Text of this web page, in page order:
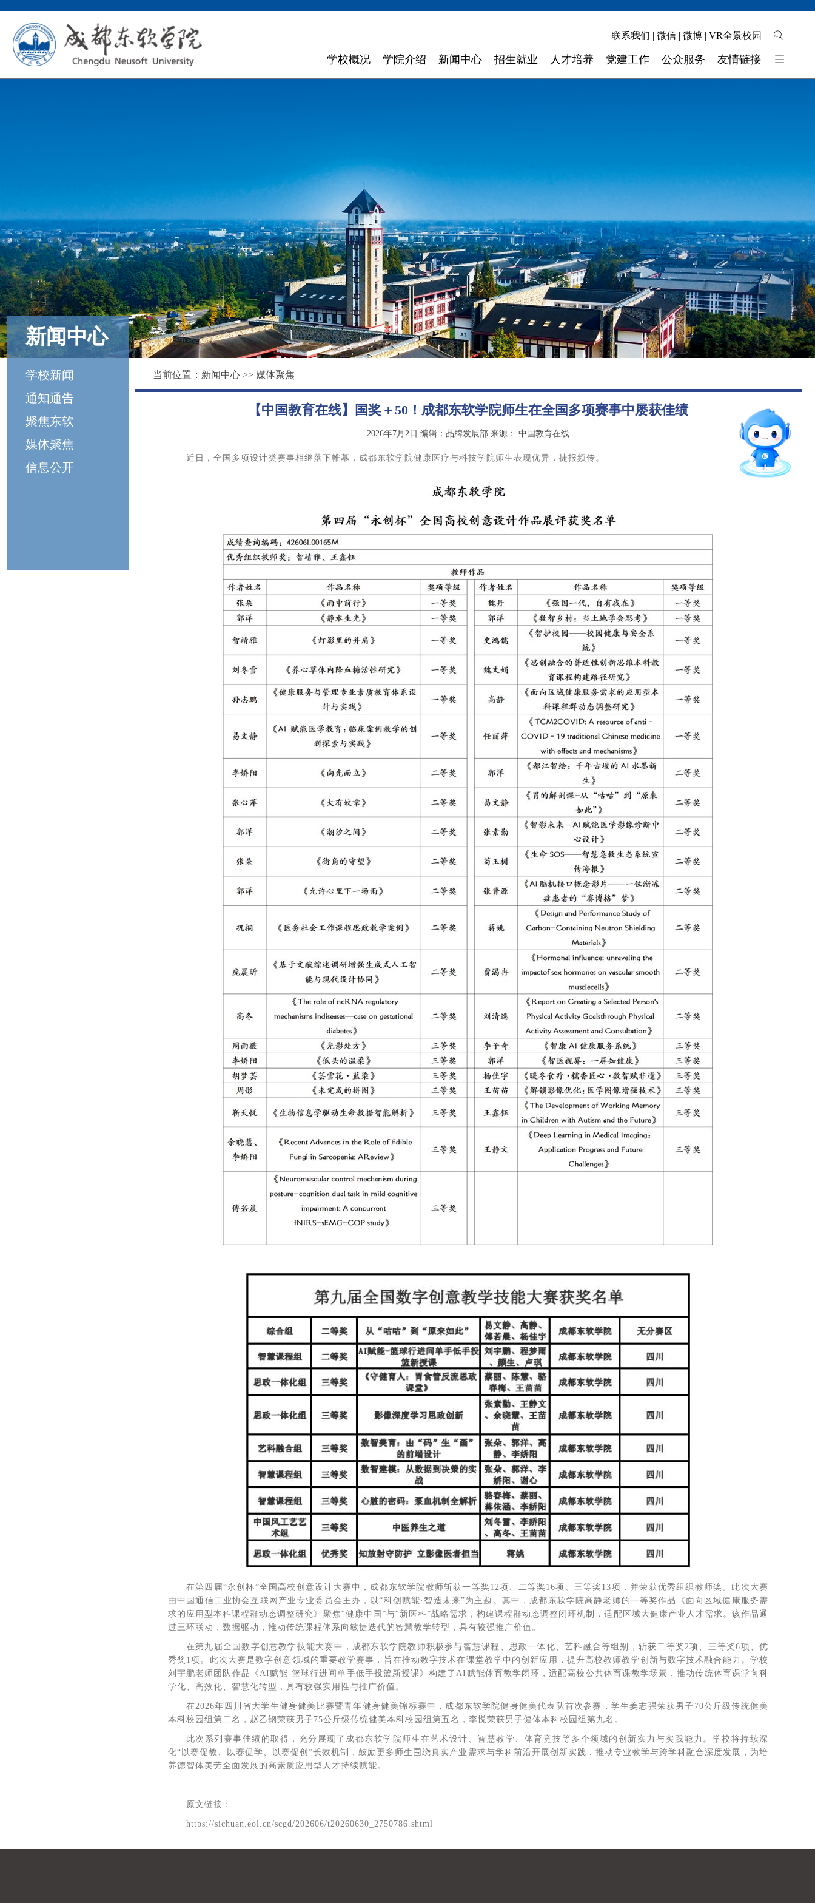
联系我们 | 微信 | 微博 | VR全景校园
学校概况
组织机构
理念特色
大 事 记
领导关怀
校园环境
影像东软
大学精神
学院介绍
数字艺术与设计学院
外国语学院
健康医疗科技学院
数智应用技术学院
国际教育学院
数据科学与基础学院
马克思主义学院
继续教育（培训）学院
退役军人教育学院
新闻中心
媒体聚焦
招生就业 人才培养
校 团 委
师资力量
奖助学金
图书馆
后勤保障
党建工作 公众服务
联系我们
友情链接
四川省高校网络理政平台
新闻中心
学校新闻
通知通告
聚焦东软
媒体聚焦
信息公开
当前位置： 新闻中心 >> 媒体聚焦
【中国教育在线】国奖＋50！成都东软学院师生在全国多项赛事中屡获佳绩
2026年7月2日 编辑：品牌发展部 来源： 中国教育在线
近日，全国多项设计类赛事相继落下帷幕，成都东软学院健康医疗与科技学院师生表现优异，捷报频传。
在第四届“永创杯”全国高校创意设计大赛中，成都东软学院教师斩获一等奖12项、二等奖16项、三等奖13项，并荣获优秀组织教师奖。此次大赛
由中国通信工业协会互联网产业专业委员会主办，以“科创赋能·智造未来”为主题。其中，成都东软学院高静老师的一等奖作品《面向区域健康服务需
求的应用型本科课程群动态调整研究》聚焦“健康中国”与“新医科”战略需求，构建课程群动态调整闭环机制，适配区域大健康产业人才需求。该作品通
过三环联动，数据驱动，推动传统课程体系向敏捷迭代的智慧教学转型，具有较强推广价值。
在第九届全国数字创意教学技能大赛中，成都东软学院教师积极参与智慧课程、思政一体化、艺科融合等组别，斩获二等奖2项、三等奖6项、优
秀奖1项。此次大赛是数字创意领域的重要教学赛事，旨在推动数字技术在课堂教学中的创新应用，提升高校教师教学创新与数字技术融合能力。学校
刘宇鹏老师团队作品《AI赋能-篮球行进间单手低手投篮新授课》构建了AI赋能体育教学闭环，适配高校公共体育课教学场景，推动传统体育课堂向科
学化、高效化、智慧化转型，具有较强实用性与推广价值。
在2026年四川省大学生健身健美比赛暨青年健身健美锦标赛中，成都东软学院健身健美代表队首次参赛，学生姜志强荣获男子70公斤级传统健美
本科校园组第二名，赵乙钢荣获男子75公斤级传统健美本科校园组第五名，李悦荣获男子健体本科校园组第九名。
此次系列赛事佳绩的取得，充分展现了成都东软学院师生在艺术设计、智慧教学、体育竞技等多个领域的创新实力与实践能力。学校将持续深
化“以赛促教、以赛促学、以赛促创”长效机制，鼓励更多师生围绕真实产业需求与学科前沿开展创新实践，推动专业教学与跨学科融合深度发展，为培
养德智体美劳全面发展的高素质应用型人才持续赋能。
原文链接：
https://sichuan.eol.cn/scgd/202606/t20260630_2750786.shtml